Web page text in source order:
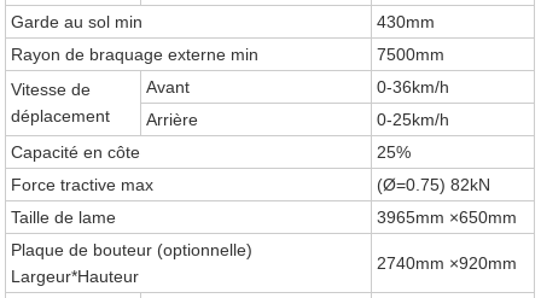
Garde au sol min
430mm
Rayon de braquage externe min
7500mm
Vitesse de
déplacement
Avant
0-36km/h
Arrière
0-25km/h
Capacité en côte
25%
Force tractive max
(Ø=0.75) 82kN
Taille de lame
3965mm ×650mm
Plaque de bouteur (optionnelle)
Largeur*Hauteur
2740mm ×920mm